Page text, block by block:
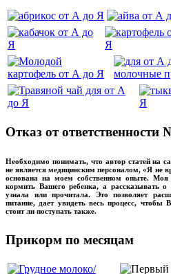
Отказ от ответственности
Необходимо понимать, что автор статей на
не является медицинским персоналом, «Я не
основана на моем собственном опыте.
кормить Вашего ребенка, а рассказывать
узнала или прочитала. Это позволяет
питание, дает увидеть весь процесс,
стоит ли поступать также.
Прикорм по месяцам